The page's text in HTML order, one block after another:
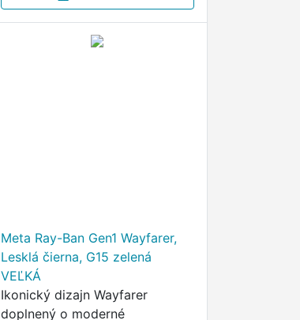
Meta Ray-Ban Gen1 Wayfarer,
Lesklá čierna, G15 zelená
VEĽKÁ
Ikonický dizajn Wayfarer
doplnený o moderné